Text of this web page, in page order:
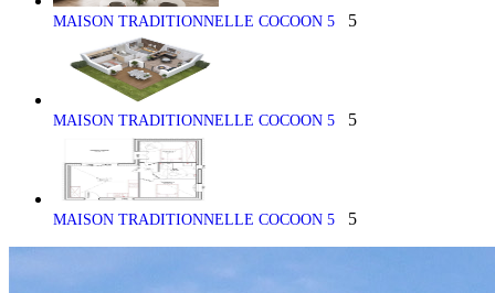
MAISON TRADITIONNELLE COCOON 5 5
MAISON TRADITIONNELLE COCOON 5 5
MAISON TRADITIONNELLE COCOON 5 5